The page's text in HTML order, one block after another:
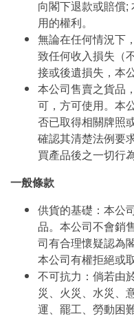
向閣下退款或賠償;
用的權利。
無論在任何情況下
致任何收入損失（
接或後遺損失，本
本公司售賣之貨品
可，方可使用。本
否已取得相關牌照
確認其清楚法例要
買產品後之一切行
一般條款
供貨的基礎：本公
品。本公司不會銷
司有合理懷疑認為
本公司有權拒絕或
不可抗力：倘若由
災、火災、水災、
運、罷工、勞動困